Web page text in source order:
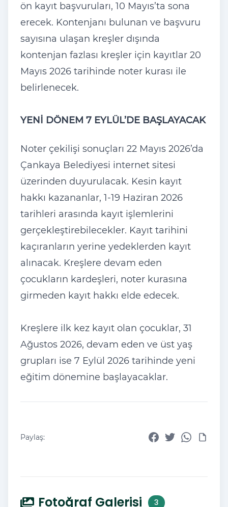
ön kayıt başvuruları, 10 Mayıs’ta sona
erecek. Kontenjanı bulunan ve başvuru
sayısına ulaşan kreşler dışında
kontenjan fazlası kreşler için kayıtlar 20
Mayıs 2026 tarihinde noter kurası ile
belirlenecek.
YENİ DÖNEM 7 EYLÜL’DE BAŞLAYACAK
Noter çekilişi sonuçları 22 Mayıs 2026’da
Çankaya Belediyesi internet sitesi
üzerinden duyurulacak. Kesin kayıt
hakkı kazananlar, 1-19 Haziran 2026
tarihleri arasında kayıt işlemlerini
gerçekleştirebilecekler. Kayıt tarihini
kaçıranların yerine yedeklerden kayıt
alınacak. Kreşlere devam eden
çocukların kardeşleri, noter kurasına
girmeden kayıt hakkı elde edecek.
Kreşlere ilk kez kayıt olan çocuklar, 31
Ağustos 2026, devam eden ve üst yaş
grupları ise 7 Eylül 2026 tarihinde yeni
eğitim dönemine başlayacaklar.
Paylaş:
Fotoğraf Galerisi 3